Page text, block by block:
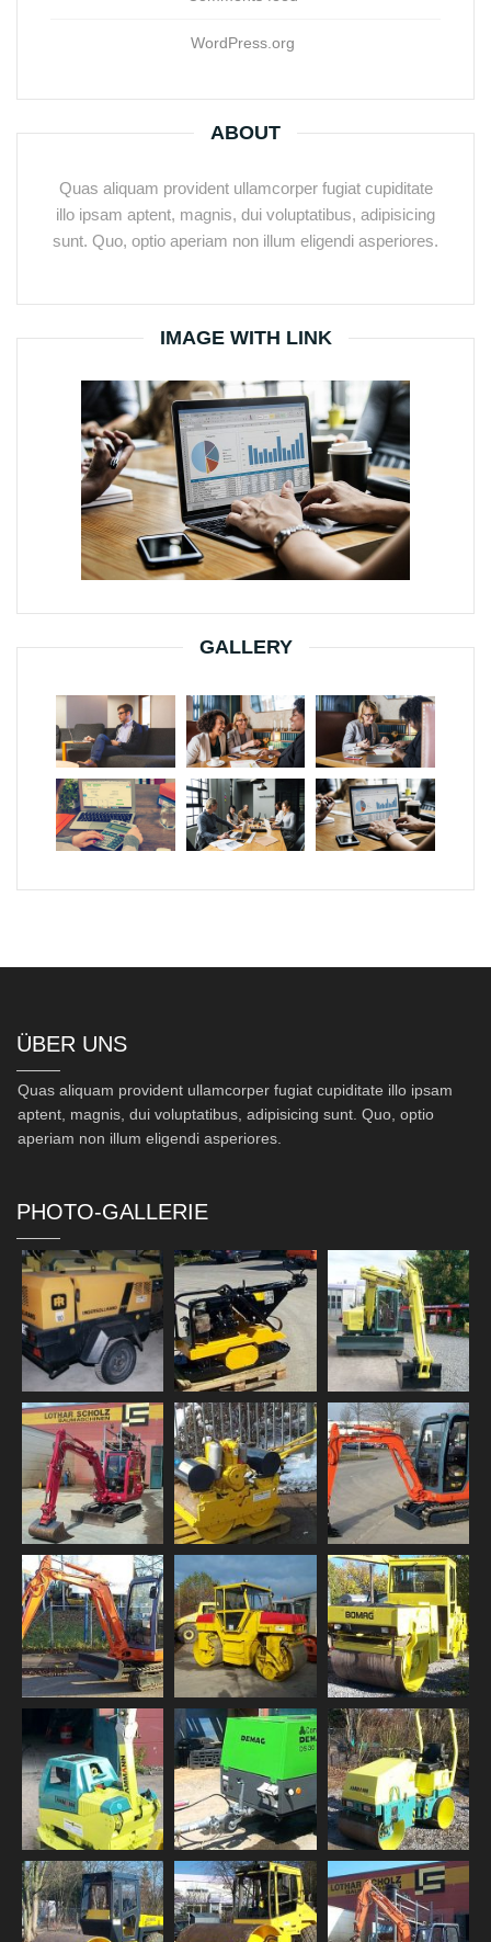
WordPress.org
ABOUT
Quas aliquam provident ullamcorper fugiat cupiditate
illo ipsam aptent, magnis, dui voluptatibus, adipisicing
sunt. Quo, optio aperiam non illum eligendi asperiores.
IMAGE WITH LINK
GALLERY
ÜBER UNS
Quas aliquam provident ullamcorper fugiat cupiditate illo ipsam
aptent, magnis, dui voluptatibus, adipisicing sunt. Quo, optio
aperiam non illum eligendi asperiores.
PHOTO-GALLERIE